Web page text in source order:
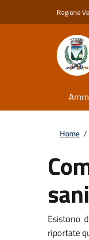
Regione
Home /
Esistono
riportate